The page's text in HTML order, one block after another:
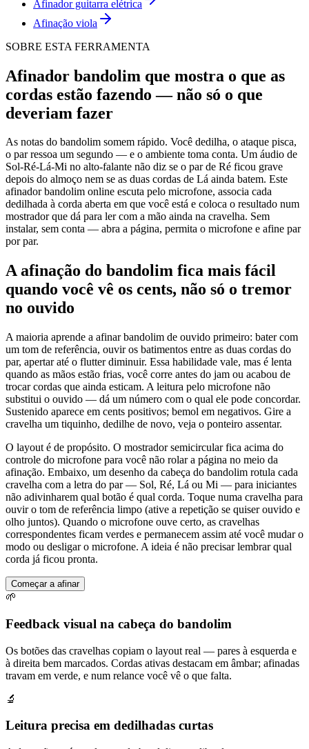
Afinador guitarra elétrica
Afinação viola
SOBRE ESTA FERRAMENTA
Afinador bandolim que mostra o que as
cordas estão fazendo — não só o que
deveriam fazer
As notas do bandolim somem rápido. Você dedilha, o ataque pisca,
o par ressoa um segundo — e o ambiente toma conta. Um áudio de
Sol-Ré-Lá-Mi no alto-falante não diz se o par de Ré ficou grave
depois do almoço nem se as duas cordas de Lá ainda batem. Este
afinador bandolim online escuta pelo microfone, associa cada
dedilhada à corda aberta em que você está e coloca o resultado num
mostrador que dá para ler com a mão ainda na cravelha. Sem
instalar, sem conta — abra a página, permita o microfone e afine par
por par.
A afinação do bandolim fica mais fácil
quando você vê os cents, não só o tremor
no ouvido
A maioria aprende a afinar bandolim de ouvido primeiro: bater com
um tom de referência, ouvir os batimentos entre as duas cordas do
par, apertar até o flutter diminuir. Essa habilidade vale, mas é lenta
quando as mãos estão frias, você corre antes do jam ou acabou de
trocar cordas que ainda esticam. A leitura pelo microfone não
substitui o ouvido — dá um número com o qual ele pode concordar.
Sustenido aparece em cents positivos; bemol em negativos. Gire a
cravelha um tiquinho, dedilhe de novo, veja o ponteiro assentar.
O layout é de propósito. O mostrador semicircular fica acima do
controle do microfone para você não rolar a página no meio da
afinação. Embaixo, um desenho da cabeça do bandolim rotula cada
cravelha com a letra do par — Sol, Ré, Lá ou Mi — para iniciantes
não adivinharem qual botão é qual corda. Toque numa cravelha para
ouvir o tom de referência limpo (ative a repetição se quiser ouvido e
olho juntos). Quando o microfone ouve certo, as cravelhas
correspondentes ficam verdes e permanecem assim até você mudar o
modo ou desligar o microfone. A ideia é não precisar lembrar qual
corda já ficou pronta.
Começar a afinar
🌱
Feedback visual na cabeça do bandolim
Os botões das cravelhas copiam o layout real — pares à esquerda e
à direita bem marcados. Cordas ativas destacam em âmbar; afinadas
travam em verde, e num relance você vê o que falta.
🔬
Leitura precisa em dedilhadas curtas